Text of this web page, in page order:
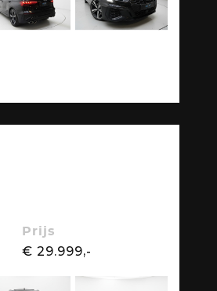
Prijs
€ 29.999,-